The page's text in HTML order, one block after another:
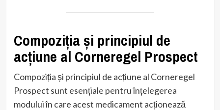
Compoziția și principiul de
acțiune al Corneregel Prospect
Compoziția și principiul de acțiune al Corneregel
Prospect sunt esențiale pentru înțelegerea
modului în care acest medicament acționează